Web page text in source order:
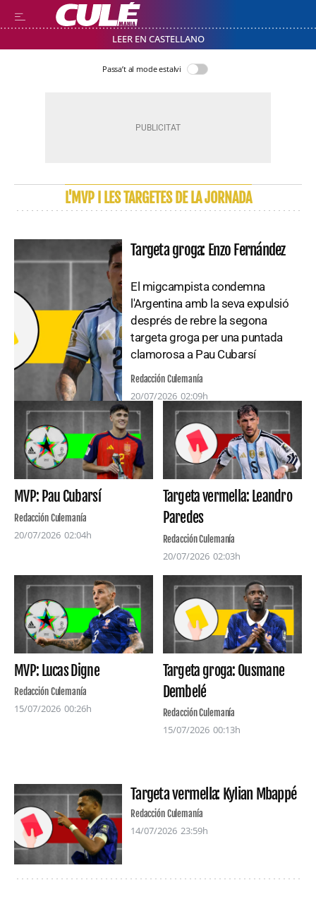
LEER EN CASTELLANO
Passa’t al mode estalvi
L'MVP I LES TARGETES DE LA JORNADA
Targeta groga: Enzo Fernández
El migcampista condemna
l'Argentina amb la seva expulsió
després de rebre la segona
targeta groga per una puntada
clamorosa a Pau Cubarsí
Redacción Culemanía
20/07/2026 02:09h
MVP: Pau Cubarsí
Redacción Culemanía
20/07/2026 02:04h
Targeta vermella: Leandro
Paredes
Redacción Culemanía
20/07/2026 02:03h
MVP: Lucas Digne
Redacción Culemanía
15/07/2026 00:26h
Targeta groga: Ousmane
Dembelé
Redacción Culemanía
15/07/2026 00:13h
Targeta vermella: Kylian Mbappé
Redacción Culemanía
14/07/2026 23:59h